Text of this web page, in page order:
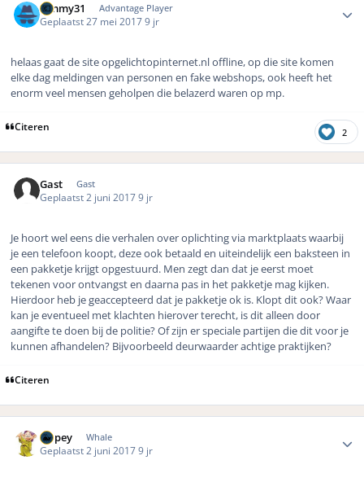
Timmy31 Advantage Player
Geplaatst27 mei 20179 jr
helaas gaat de site opgelichtopinternet.nl offline, op die site komen
elke dag meldingen van personen en fake webshops, ook heeft het
enorm veel mensen geholpen die belazerd waren op mp.
Citeren 2
Gast Gast
Geplaatst2 juni 20179 jr
Je hoort wel eens die verhalen over oplichting via marktplaats waarbij
je een telefoon koopt, deze ook betaald en uiteindelijk een baksteen in
een pakketje krijgt opgestuurd. Men zegt dan dat je eerst moet
tekenen voor ontvangst en daarna pas in het pakketje mag kijken.
Hierdoor heb je geaccepteerd dat je pakketje ok is. Klopt dit ook? Waar
kan je eventueel met klachten hierover terecht, is dit alleen door
aangifte te doen bij de politie? Of zijn er speciale partijen die dit voor je
kunnen afhandelen? Bijvoorbeeld deurwaarder achtige praktijken?
Citeren
Dopey Whale
Geplaatst2 juni 20179 jr